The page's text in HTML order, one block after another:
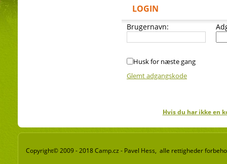
LOGIN
Brugernavn:
Husk for næste gang
Glemt adgangskode
Hvis du har ikke en
Copyright© 2009 - 2018 Camp.cz - Pavel Hess, alle rettigheder